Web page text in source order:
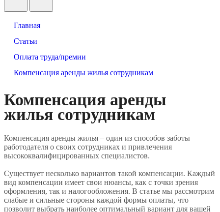
Главная
Статьи
Оплата труда/премии
Компенсация аренды жилья сотрудникам
Компенсация аренды
жилья сотрудникам
Компенсация аренды жилья – один из способов заботы
работодателя о своих сотрудниках и привлечения
высококвалифицированных специалистов.
Существует несколько вариантов такой компенсации. Каждый
вид компенсации имеет свои нюансы, как с точки зрения
оформления, так и налогообложения. В статье мы рассмотрим
слабые и сильные стороны каждой формы оплаты, что
позволит выбрать наиболее оптимальный вариант для вашей